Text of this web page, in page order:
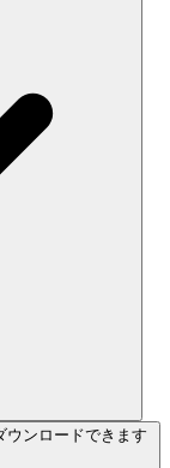
ウンロードできます